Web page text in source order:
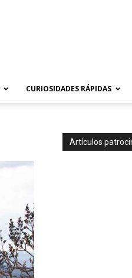
CURIOSIDADES RÁPIDAS
Artículos